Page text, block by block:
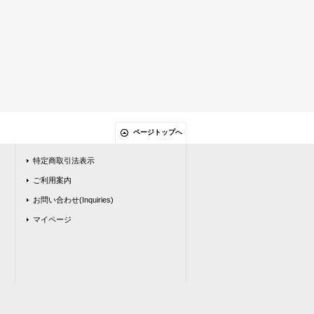
ページトップへ
特定商取引法表示
ご利用案内
お問い合わせ(Inquiries)
マイページ